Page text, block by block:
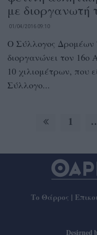
με
01/04/2016 09:10
Ο Σύλλογος Δρομέων
διοργανώνει τον
10 χιλιομέτρων, που
Σύλλογο...
1
Το Θάρρος |
Designed